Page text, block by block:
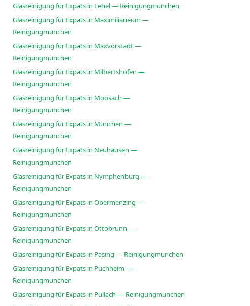
Glasreinigung für Expats in Lehel — Reinigungmunchen
Glasreinigung für Expats in Maximilianeum —
Reinigungmunchen
Glasreinigung für Expats in Maxvorstadt —
Reinigungmunchen
Glasreinigung für Expats in Milbertshofen —
Reinigungmunchen
Glasreinigung für Expats in Moosach —
Reinigungmunchen
Glasreinigung für Expats in München —
Reinigungmunchen
Glasreinigung für Expats in Neuhausen —
Reinigungmunchen
Glasreinigung für Expats in Nymphenburg —
Reinigungmunchen
Glasreinigung für Expats in Obermenzing —
Reinigungmunchen
Glasreinigung für Expats in Ottobrunn —
Reinigungmunchen
Glasreinigung für Expats in Pasing — Reinigungmunchen
Glasreinigung für Expats in Puchheim —
Reinigungmunchen
Glasreinigung für Expats in Pullach — Reinigungmunchen